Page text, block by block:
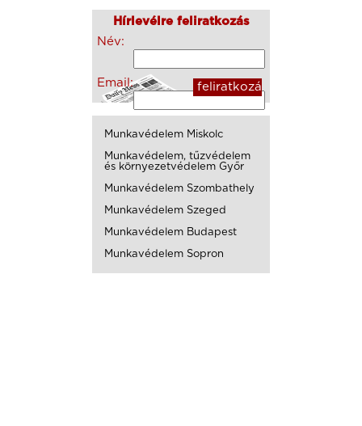
Hírlevélre feliratkozás
Név:
Email:
Munkavédelem Miskolc
Munkavédelem, tűzvédelem
és környezetvédelem Győr
Munkavédelem Szombathely
Munkavédelem Szeged
Munkavédelem Budapest
Munkavédelem Sopron